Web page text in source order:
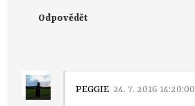
Odpovědět
PEGGIE 24. 7. 2016 14:20:00